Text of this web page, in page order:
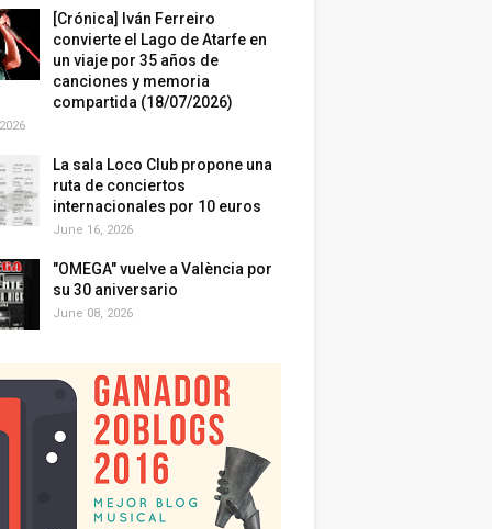
[Crónica] Iván Ferreiro
convierte el Lago de Atarfe en
un viaje por 35 años de
canciones y memoria
compartida (18/07/2026)
La sala Loco Club propone una
ruta de conciertos
internacionales por 10 euros
June 16, 2026
"OMEGA" vuelve a València por
su 30 aniversario
June 08, 2026